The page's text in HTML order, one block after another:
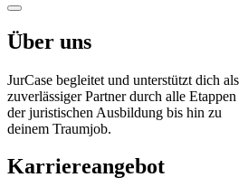
Über uns
JurCase begleitet und unterstützt dich als
zuverlässiger Partner durch alle Etappen
der juristischen Ausbildung bis hin zu
deinem Traumjob.
Karriereangebot